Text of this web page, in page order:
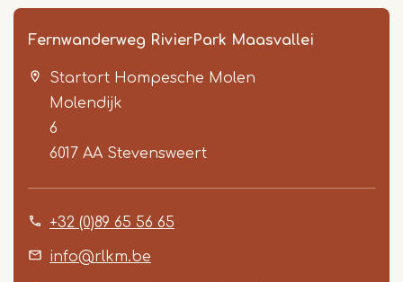
Fernwanderweg RivierPark Maasvallei
Startort Hompesche Molen
Molendijk
6
6017 AA Stevensweert
+32 (0)89 65 56 65
info@rlkm.be